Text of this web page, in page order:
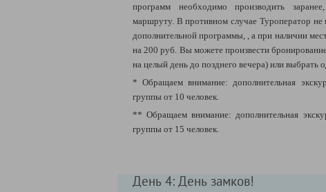
программ необходимо производить
маршруту. В противном случае Туроператор не
дополнительной программы, , а при наличии
на 200 руб. Вы можете произвести
на целый день до позднего вечера) или выбрать
* Обращаем внимание: дополнительная
группы от 10 человек.
** Обращаем внимание: дополнительная
группы от 15 человек.
День 4: День замков!